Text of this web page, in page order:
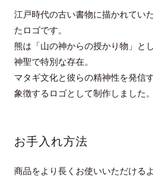
江戸時代の古い書物に描かれてい
たロゴです。
熊は「山の神からの授かり物」と
神聖で特別な存在。
マタギ文化と彼らの精神性を発信
象徴するロゴとして制作しました。
お手入れ方法
商品をより長くお使いいただける